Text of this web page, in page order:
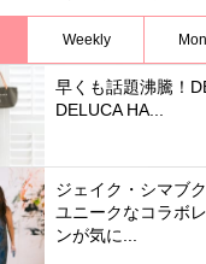
Weekly
早くも話題沸騰！
DELUCA HA...
ジェイク・シマブ
ユニークなコラボ
ンが気に...